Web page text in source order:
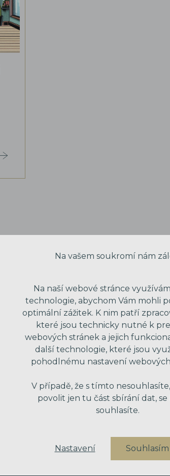
VAŠE
VÁŠ EMAIL
Na vašem soukromí nám
Na naší webové stránce
technologie, abychom Vám mohli
optimální zážitek. K nim patří
které jsou technicky nutné k
webových stránek a jejich
další technologie, které jsou
pohodlnému nastavení
V případě, že s tímto
povolit jen tu část sbírání dat,
souhlasíte.
Nastavení Souhlasím